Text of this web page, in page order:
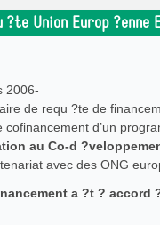
?te Union Europ ?enne
2006-
de requ ?te de
cofinancement d’un
au Co-d
avec des ONG
a ?t ? accord